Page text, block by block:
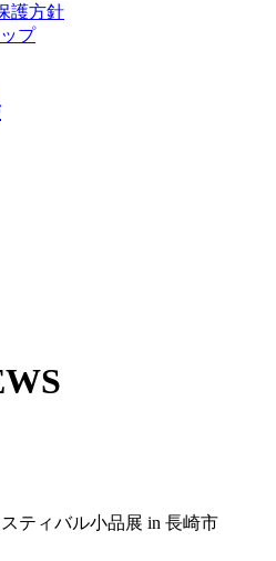
護方針
プ
ティバル小品展 in 長崎市